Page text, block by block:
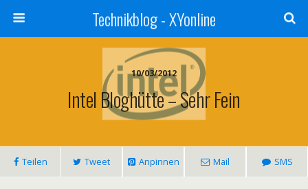
Technikblog - XYonline
10/03/2012
Intel Bloghütte – Sehr Fein
Teilen Tweet Anpinnen Mail SMS